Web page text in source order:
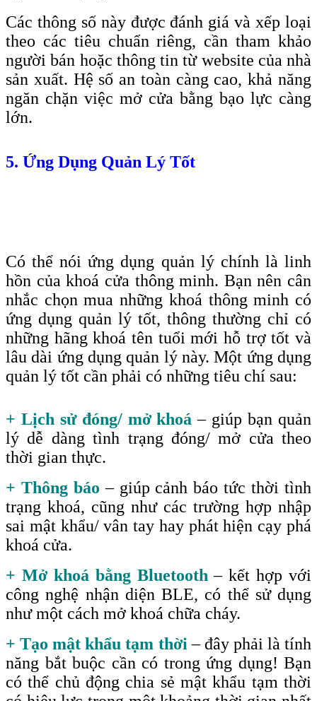
Các thông số này được đánh giá và xếp loại
theo các tiêu chuẩn riêng, cần tham khảo
người bán hoặc thông tin từ website của nhà
sản xuất. Hệ số an toàn càng cao, khả năng
ngăn chặn việc mở cửa bằng bạo lực càng
lớn.
5. Ứng Dụng Quản Lý Tốt
Có thể nói ứng dụng quản lý chính là linh
hồn của khoá cửa thông minh. Bạn nên cân
nhắc chọn mua những khoá thông minh có
ứng dụng quản lý tốt, thông thường chỉ có
những hãng khoá tên tuổi mới hỗ trợ tốt và
lâu dài ứng dụng quản lý này. Một ứng dụng
quản lý tốt cần phải có những tiêu chí sau:
+ Lịch sử đóng/ mở khoá – giúp bạn quản
lý dễ dàng tình trạng đóng/ mở cửa theo
thời gian thực.
+ Thông báo – giúp cảnh báo tức thời tình
trạng khoá, cũng như các trường hợp nhập
sai mật khẩu/ vân tay hay phát hiện cạy phá
khoá cửa.
+ Mở khoá bằng Bluetooth – kết hợp với
công nghệ nhận diện BLE, có thể sử dụng
như một cách mở khoá chữa cháy.
+ Tạo mật khẩu tạm thời – đây phải là tính
năng bắt buộc cần có trong ứng dụng! Bạn
có thể chủ động chia sẻ mật khẩu tạm thời